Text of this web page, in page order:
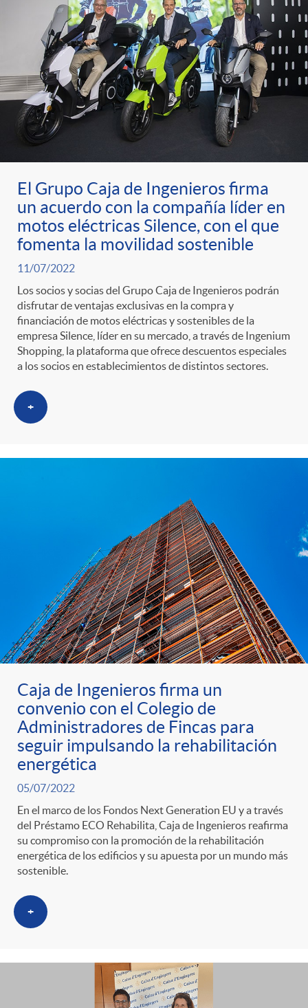
El Grupo Caja de Ingenieros firma
un acuerdo con la compañía líder en
motos eléctricas Silence, con el que
fomenta la movilidad sostenible
11/07/2022
Los socios y socias del Grupo Caja de Ingenieros podrán
disfrutar de ventajas exclusivas en la compra y
financiación de motos eléctricas y sostenibles de la
empresa Silence, líder en su mercado, a través de Ingenium
Shopping, la plataforma que ofrece descuentos especiales
a los socios en establecimientos de distintos sectores.
+
Caja de Ingenieros firma un
convenio con el Colegio de
Administradores de Fincas para
seguir impulsando la rehabilitación
energética
05/07/2022
En el marco de los Fondos Next Generation EU y a través
del Préstamo ECO Rehabilita, Caja de Ingenieros reafirma
su compromiso con la promoción de la rehabilitación
energética de los edificios y su apuesta por un mundo más
sostenible.
+